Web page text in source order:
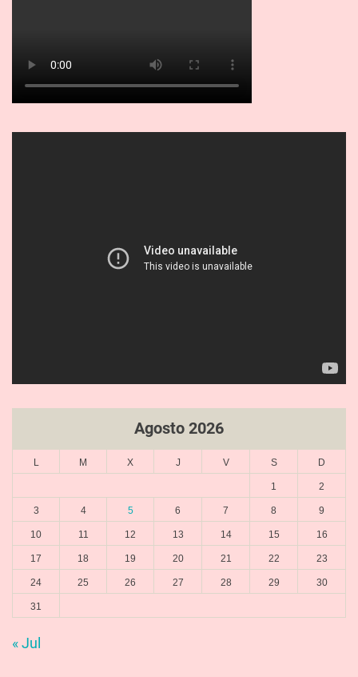
Agosto 2026
L M X J V S D
1 2
3 4 5 6 7 8 9
10 11 12 13 14 15 16
17 18 19 20 21 22 23
24 25 26 27 28 29 30
31
« Jul